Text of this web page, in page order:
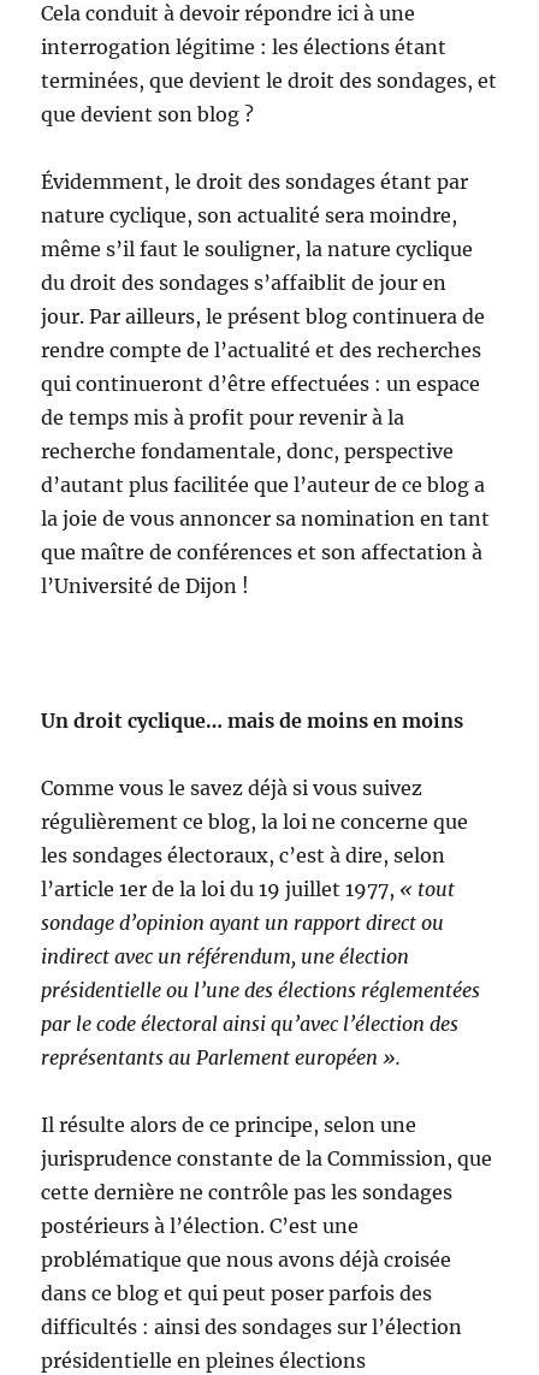
Cela conduit à devoir répondre ici à une
interrogation légitime : les élections étant
terminées, que devient le droit des sondages, et
que devient son blog ?
Évidemment, le droit des sondages étant par
nature cyclique, son actualité sera moindre,
même s’il faut le souligner, la nature cyclique
du droit des sondages s’affaiblit de jour en
jour. Par ailleurs, le présent blog continuera de
rendre compte de l’actualité et des recherches
qui continueront d’être effectuées : un espace
de temps mis à profit pour revenir à la
recherche fondamentale, donc, perspective
d’autant plus facilitée que l’auteur de ce blog a
la joie de vous annoncer sa nomination en tant
que maître de conférences et son affectation à
l’Université de Dijon !
Un droit cyclique… mais de moins en moins
Comme vous le savez déjà si vous suivez
régulièrement ce blog, la loi ne concerne que
les sondages électoraux, c’est à dire, selon
l’article 1er de la loi du 19 juillet 1977, « tout
sondage d’opinion ayant un rapport direct ou
indirect avec un référendum, une élection
présidentielle ou l’une des élections réglementées
par le code électoral ainsi qu’avec l’élection des
représentants au Parlement européen ».
Il résulte alors de ce principe, selon une
jurisprudence constante de la Commission, que
cette dernière ne contrôle pas les sondages
postérieurs à l’élection. C’est une
problématique que nous avons déjà croisée
dans ce blog et qui peut poser parfois des
difficultés : ainsi des sondages sur l’élection
présidentielle en pleines élections